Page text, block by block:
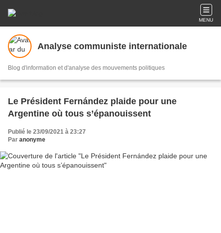
MENU
Analyse communiste internationale
Blog d'information et d'analyse des mouvements politiques
Le Président Fernández plaide pour une
Argentine où tous s’épanouissent
Publié le 23/09/2021 à 23:27
Par anonyme